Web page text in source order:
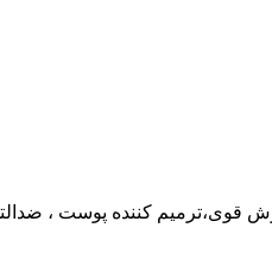
کننده پوست ،